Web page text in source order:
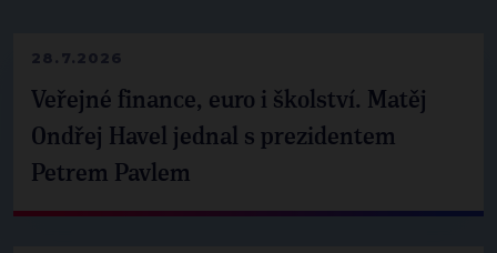
28.7.2026
Veřejné finance, euro i školství. Matěj
Ondřej Havel jednal s prezidentem
Petrem Pavlem